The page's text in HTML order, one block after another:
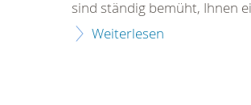
sind ständig bemüht, Ihnen
Weiterlesen